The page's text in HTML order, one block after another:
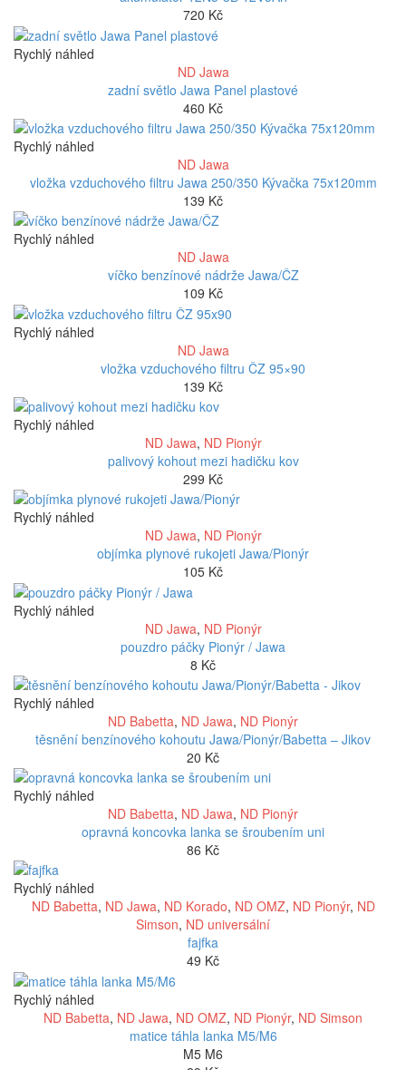
720 Kč
Rychlý náhled
ND Jawa
zadní světlo Jawa Panel plastové
460 Kč
Rychlý náhled
ND Jawa
vložka vzduchového filtru Jawa 250/350 Kývačka 75x120mm
139 Kč
Rychlý náhled
ND Jawa
víčko benzínové nádrže Jawa/ČZ
109 Kč
Rychlý náhled
ND Jawa
vložka vzduchového filtru ČZ 95×90
139 Kč
Rychlý náhled
ND Jawa, ND Pionýr
palivový kohout mezi hadičku kov
299 Kč
Rychlý náhled
ND Jawa, ND Pionýr
objímka plynové rukojeti Jawa/Pionýr
105 Kč
Rychlý náhled
ND Jawa, ND Pionýr
pouzdro páčky Pionýr / Jawa
8 Kč
Rychlý náhled
ND Babetta, ND Jawa, ND Pionýr
těsnění benzínového kohoutu Jawa/Pionýr/Babetta – Jikov
20 Kč
Rychlý náhled
ND Babetta, ND Jawa, ND Pionýr
opravná koncovka lanka se šroubením uni
86 Kč
Rychlý náhled
ND Babetta, ND Jawa, ND Korado, ND OMZ, ND Pionýr, ND
Simson, ND universální
fajfka
49 Kč
Rychlý náhled
ND Babetta, ND Jawa, ND OMZ, ND Pionýr, ND Simson
matice táhla lanka M5/M6
M5 M6